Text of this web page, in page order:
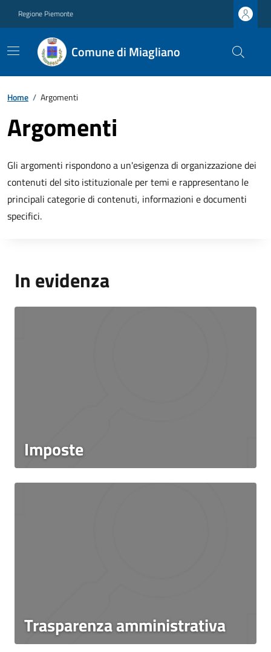
Regione Piemonte
Comune di Miagliano
Home / Argomenti
Argomenti
Gli argomenti rispondono a un'esigenza di organizzazione dei
contenuti del sito istituzionale per temi e rappresentano le
principali categorie di contenuti, informazioni e documenti
specifici.
In evidenza
Imposte
Trasparenza amministrativa